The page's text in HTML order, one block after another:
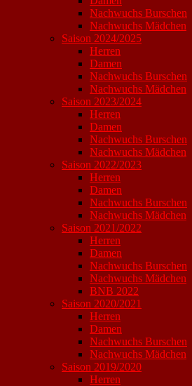
Nachwuchs Burschen
Nachwuchs Mädchen
Saison 2024/2025
Herren
Damen
Nachwuchs Burschen
Nachwuchs Mädchen
Saison 2023/2024
Herren
Damen
Nachwuchs Burschen
Nachwuchs Mädchen
Saison 2022/2023
Herren
Damen
Nachwuchs Burschen
Nachwuchs Mädchen
Saison 2021/2022
Herren
Damen
Nachwuchs Burschen
Nachwuchs Mädchen
BNB 2022
Saison 2020/2021
Herren
Damen
Nachwuchs Burschen
Nachwuchs Mädchen
Saison 2019/2020
Herren